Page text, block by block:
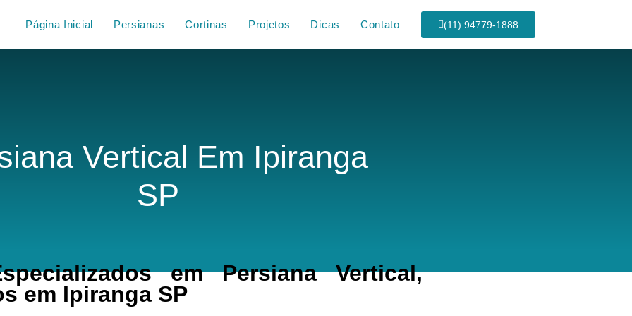
Página Inicial Persianas Cortinas Projetos Dicas Contato (11) 94779-1888
Vertical Em Ipiranga
SP
em Persiana Vertical,
em Ipiranga SP